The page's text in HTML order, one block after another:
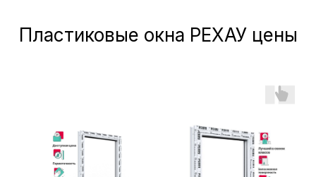
Пластиковые окна РЕХАУ цены